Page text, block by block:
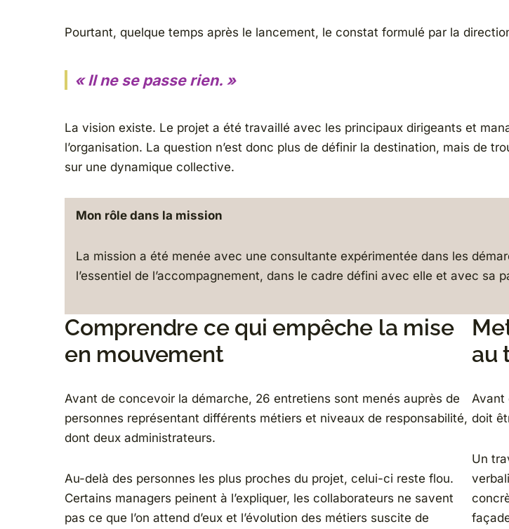
Pourtant, quelque temps après le lancement, le constat formulé par la
« Il ne se passe rien. »
La vision existe. Le projet a été travaillé avec les principaux dirigeants et
l’organisation. La question n’est donc plus de définir la destination, mais de
sur une dynamique collective.
Mon rôle dans la mission
La mission a été menée avec une consultante expérimentée dans les
l’essentiel de l’accompagnement, dans le cadre défini avec elle et avec sa
Comprendre ce qui empêche la mise
en mouvement
Avant de concevoir la démarche, 26 entretiens sont menés auprès de
personnes représentant différents métiers et niveaux de responsabilité,
dont deux administrateurs.
Au-delà des personnes les plus proches du projet, celui-ci reste flou.
Certains managers peinent à l’expliquer, les collaborateurs ne savent
pas ce que l’on attend d’eux et l’évolution des métiers suscite de
au
Avant
doit
Un